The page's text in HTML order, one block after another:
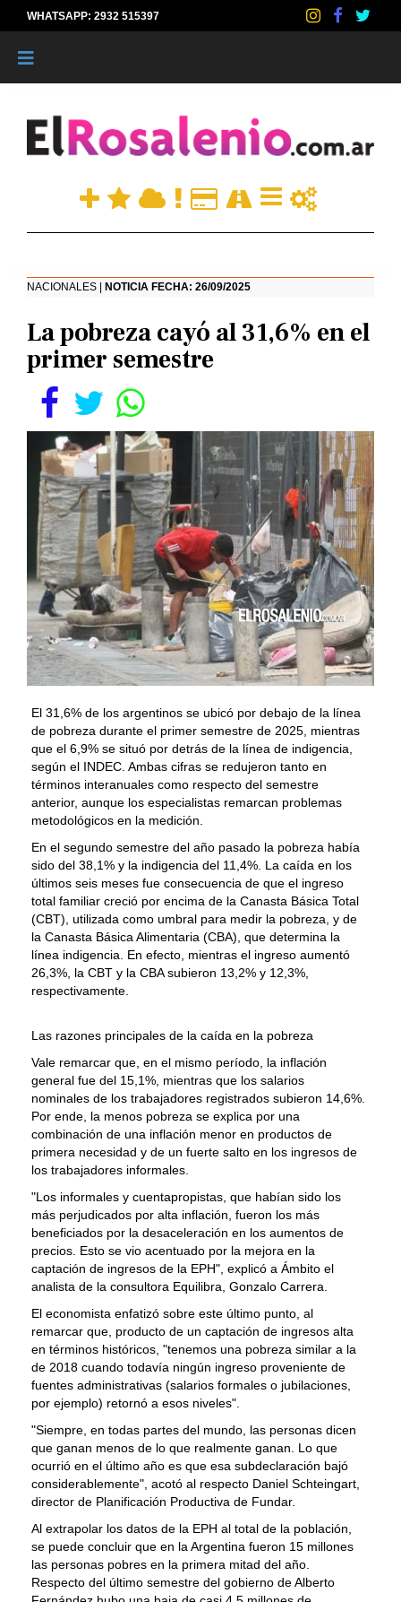
WHATSAPP: 2932 515397
NACIONALES | NOTICIA FECHA: 26/09/2025
La pobreza cayó al 31,6% en el
primer semestre
El 31,6% de los argentinos se ubicó por debajo de la línea
de pobreza durante el primer semestre de 2025, mientras
que el 6,9% se situó por detrás de la línea de indigencia,
según el INDEC. Ambas cifras se redujeron tanto en
términos interanuales como respecto del semestre
anterior, aunque los especialistas remarcan problemas
metodológicos en la medición.
En el segundo semestre del año pasado la pobreza había
sido del 38,1% y la indigencia del 11,4%. La caída en los
últimos seis meses fue consecuencia de que el ingreso
total familiar creció por encima de la Canasta Básica Total
(CBT), utilizada como umbral para medir la pobreza, y de
la Canasta Básica Alimentaria (CBA), que determina la
línea indigencia. En efecto, mientras el ingreso aumentó
26,3%, la CBT y la CBA subieron 13,2% y 12,3%,
respectivamente.
Las razones principales de la caída en la pobreza
Vale remarcar que, en el mismo período, la inflación
general fue del 15,1%, mientras que los salarios
nominales de los trabajadores registrados subieron 14,6%.
Por ende, la menos pobreza se explica por una
combinación de una inflación menor en productos de
primera necesidad y de un fuerte salto en los ingresos de
los trabajadores informales.
"Los informales y cuentapropistas, que habían sido los
más perjudicados por alta inflación, fueron los más
beneficiados por la desaceleración en los aumentos de
precios. Esto se vio acentuado por la mejora en la
captación de ingresos de la EPH", explicó a Ámbito el
analista de la consultora Equilibra, Gonzalo Carrera.
El economista enfatizó sobre este último punto, al
remarcar que, producto de un captación de ingresos alta
en términos históricos, "tenemos una pobreza similar a la
de 2018 cuando todavía ningún ingreso proveniente de
fuentes administrativas (salarios formales o jubilaciones,
por ejemplo) retornó a esos niveles".
"Siempre, en todas partes del mundo, las personas dicen
que ganan menos de lo que realmente ganan. Lo que
ocurrió en el último año es que esa subdeclaración bajó
considerablemente", acotó al respecto Daniel Schteingart,
director de Planificación Productiva de Fundar.
Al extrapolar los datos de la EPH al total de la población,
se puede concluir que en la Argentina fueron 15 millones
las personas pobres en la primera mitad del año.
Respecto del último semestre del gobierno de Alberto